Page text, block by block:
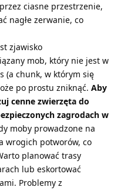
ciasne przestrzenie,
nagłe zerwanie, co
zjawisko
mob, który nie jest w
(a chunk, w którym się
po prostu zniknąć. Aby
cenne zwierzęta do
zagrodach w
moby prowadzone na
wrogich potworów, co
planować trasy
lub eskortować
Problemy z